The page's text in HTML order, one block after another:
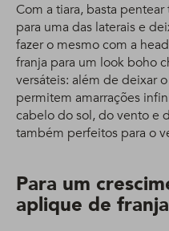
Com a tiara, basta
para uma das laterais e
fazer o mesmo com a
franja para um look boho
versáteis: além de deixar
permitem amarrações
cabelo do sol, do vento e
também perfeitos para o
Para um
aplique de